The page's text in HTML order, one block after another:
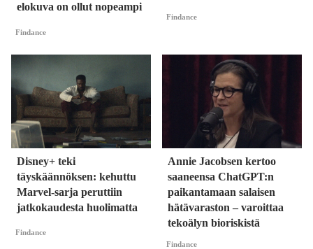
elokuva on ollut nopeampi
Findance
Findance
Disney+ teki
täyskäännöksen: kehuttu
Marvel-sarja peruttiin
jatkokaudesta huolimatta
Findance
Annie Jacobsen kertoo
saaneensa ChatGPT:n
paikantamaan salaisen
hätävaraston – varoittaa
tekoälyn bioriskistä
Findance